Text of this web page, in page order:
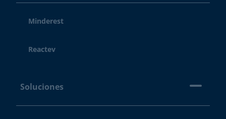
Minderest
Reactev
Soluciones